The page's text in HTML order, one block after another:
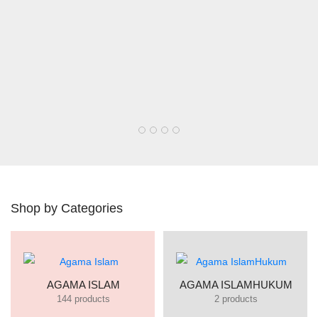
Shop by Categories
AGAMA ISLAM
144 products
AGAMA ISLAMHUKUM
2 products